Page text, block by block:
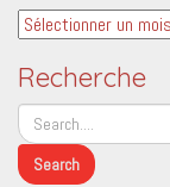
Archives
Recherche